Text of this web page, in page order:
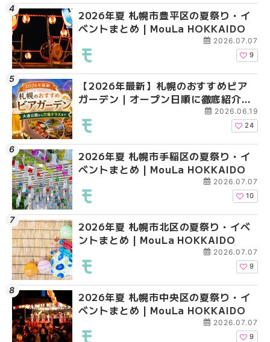
2026年夏 札幌市豊平区の夏祭り・イ
ベントまとめ | MouLa HOKKAIDO
2026.07.07
9
【2026年最新】札幌のおすすめビア
ガーデン｜オープン日順に徹底紹介！
大通公園から穴場テラスまで | MouLa
HOKKAIDO
2026.06.19
24
2026年夏 札幌市手稲区の夏祭り・イ
ベントまとめ | MouLa HOKKAIDO
2026.07.07
10
2026年夏 札幌市北区の夏祭り・イベ
ントまとめ | MouLa HOKKAIDO
2026.07.07
9
2026年夏 札幌市中央区の夏祭り・イ
ベントまとめ | MouLa HOKKAIDO
2026.07.07
9
2026年夏 札幌市手稲
ベントまとめ |
2026年夏 札幌市北区
ントまとめ | MouLa
2026年夏 札幌市清田
ベントまとめ |
2026年夏 札幌市豊平
ベントまとめ |
2026年夏 札幌市南区
ントまとめ | MouLa
2026年夏 札幌市西区
ントまとめ | MouLa
2026年夏 札幌市手稲
ベントまとめ |
2026年夏 札幌市清田
ベントまとめ |
札幌の麻辣湯（マーラ
め専門店6選！本場の
新店まで徹底比較 |
2026年夏 札幌市豊平
ベントまとめ |